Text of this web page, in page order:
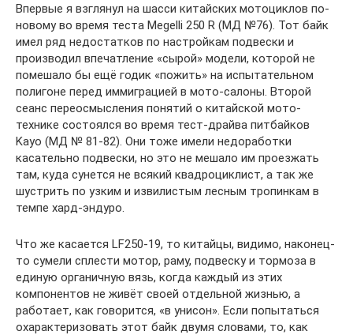
Впервые я взглянул на шасси китайских мотоциклов по-
новому во время теста Megelli 250 R (МД №76). Тот байк
имел ряд недостатков по настройкам подвески и
производил впечатление «сырой» модели, которой не
помешало бы ещё годик «пожить» на испытательном
полигоне перед иммиграцией в мото-салоны. Второй
сеанс переосмысления понятий о китайской мото-
технике состоялся во время тест-драйва питбайков
Kayo (МД № 81-82). Они тоже имели недоработки
касательно подвески, но это не мешало им проезжать
там, куда сунется не всякий квадроциклист, а так же
шустрить по узким и извилистым лесным тропинкам в
темпе хард-эндуро.
Что же касается LF250-19, то китайцы, видимо, наконец-
то сумели сплести мотор, раму, подвеску и тормоза в
единую органичную вязь, когда каждый из этих
компонентов не живёт своей отдельной жизнью, а
работает, как говорится, «в унисон». Если попытаться
охарактеризовать этот байк двумя словами, то, как